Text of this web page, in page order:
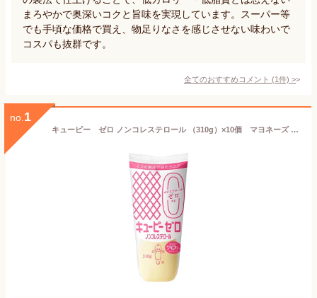
まろやかで奥深いコクと旨味を実現しています。スーパー等
でも手頃な価格で買え、物足りなさを感じさせない味わいで
コスパも抜群です。
全てのおすすめコメント (1件) >
no. 1
キューピー ゼロ ノンコレステロール （310g）×10個 マヨネーズ カロリー70％カット